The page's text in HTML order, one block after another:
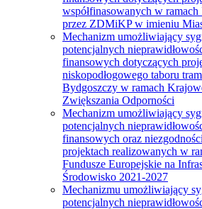
współfinasowanych w
przez ZDMiKP w imieniu
Mechanizm umożliwiający
potencjalnych
finansowych dotyczących
niskopodłogowego taboru
Bydgoszczy w ramach
Zwiększania Odporności
Mechanizm umożliwiający
potencjalnych
finansowych oraz
projektach realizowanych w
Fundusze Europejskie na
Środowisko 2021-2027
Mechanizmu umożliwiający
potencjalnych